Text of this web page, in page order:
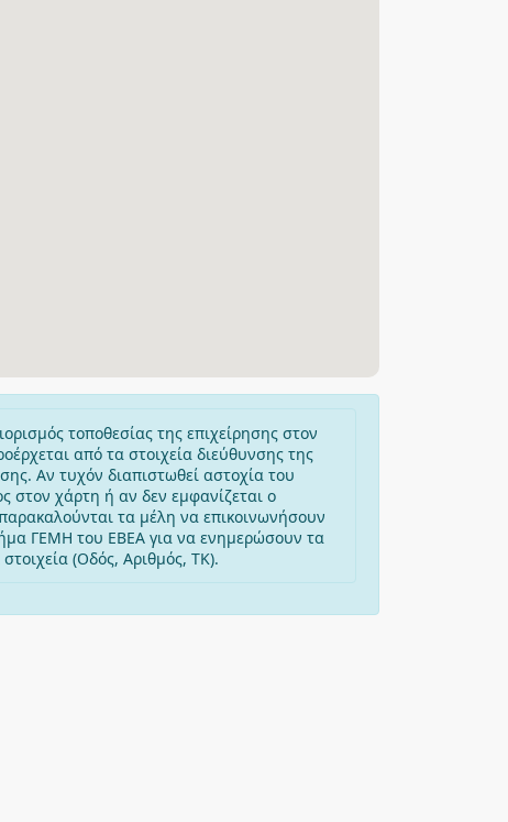
τοποθεσίας της επιχείρησης στον
από τα στοιχεία διεύθυνσης της
Αν τυχόν διαπιστωθεί αστοχία του
στον χάρτη ή αν δεν εμφανίζεται ο
τα μέλη να επικοινωνήσουν
ΓΕΜΗ του ΕΒΕΑ για να ενημερώσουν τα
(Οδός, Αριθμός, ΤΚ).